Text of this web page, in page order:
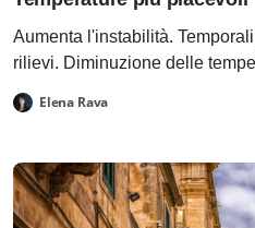
Aumenta l'instabilità.
rilievi. Diminuzione delle
Elena Rava